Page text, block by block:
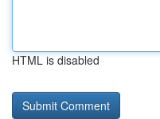
HTML is disabled